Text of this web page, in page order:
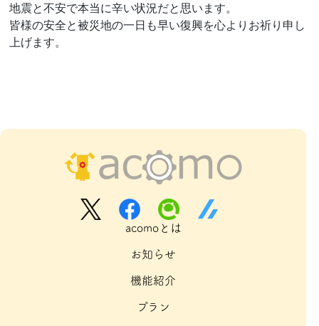
地震と不安で本当に辛い状況だと思います。
皆様の安全と被災地の一日も早い復興を心よりお祈り申し
上げます。
acomoとは
お知らせ
機能紹介
プラン